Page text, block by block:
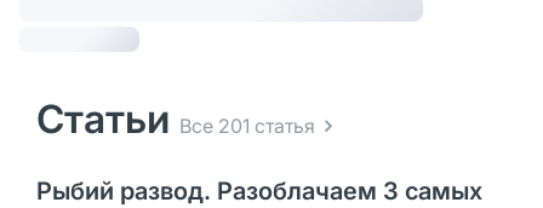
Статьи Все 201 статья
Рыбий развод. Разоблачаем 3 самых